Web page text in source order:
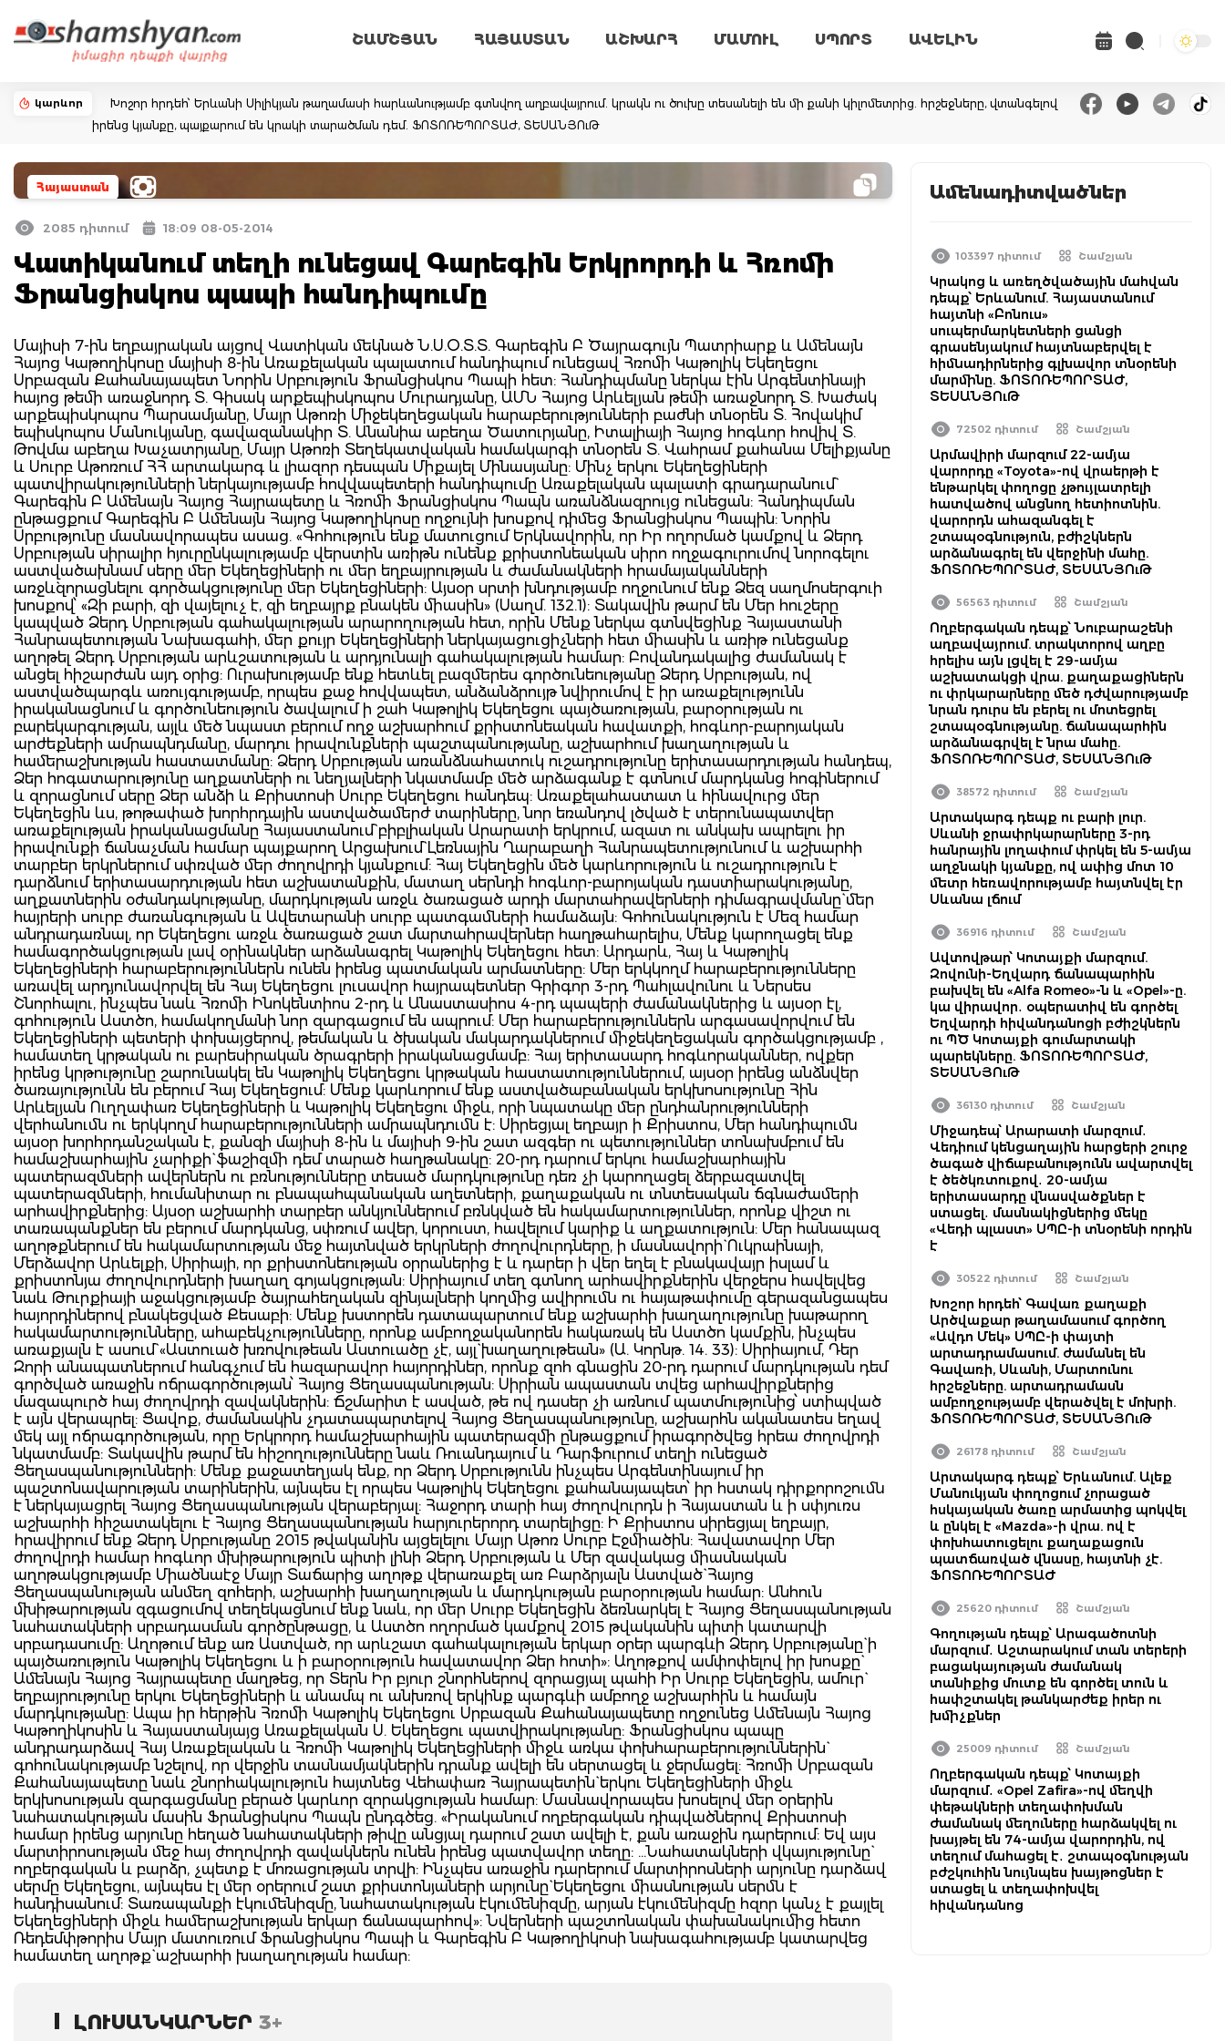
ՇԱՄՇՅԱՆ ՀԱՅԱՍՏԱՆ ԱՇԽԱՐՀ ՄԱՄՈՒԼ ՍՊՈՐՏ ԱՎԵԼԻՆ
կարևոր
Խոշոր հրդեհ՝ Երևանի Սիլիկյան թաղամասի հարևանությամբ գտնվող աղբավայրում. կրակն ու ծուխը տեսանելի են մի քանի կիլոմետրից. հրշեջները, վտանգելով
իրենց կյանքը, պայքարում են կրակի տարածման դեմ. ՖՈՏՈՌԵՊՈՐՏԱԺ, ՏԵՍԱՆՅՈւԹ
Հայաստան
2085 դիտում 18:09 08-05-2014
Վատիկանում տեղի ունեցավ Գարեգին Երկրորդի և Հռոմի
Ֆրանցիսկոս պապի հանդիպումը
Մայիսի 7-ին եղբայրական այցով Վատիկան մեկնած Ն.Ս.Օ.Տ.Տ. Գարեգին Բ Ծայրագույն Պատրիարք և Ամենայն
Հայոց Կաթողիկոսը մայիսի 8-ին Առաքելական պալատում հանդիպում ունեցավ Հռոմի Կաթոլիկ Եկեղեցու
Սրբազան Քահանայապետ Նորին Սրբություն Ֆրանցիսկոս Պապի հետ: Հանդիպմանը ներկա էին Արգենտինայի
հայոց թեմի առաջնորդ Տ. Գիսակ արքեպիսկոպոս Մուրադյանը, ԱՄՆ Հայոց Արևելյան թեմի առաջնորդ Տ. Խաժակ
արքեպիսկոպոս Պարսամյանը, Մայր Աթոռի Միջեկեղեցական հարաբերությունների բաժնի տնօրեն Տ. Հովակիմ
եպիսկոպոս Մանուկյանը, գավազանակիր Տ. Անանիա աբեղա Ծատուրյանը, Իտալիայի Հայոց հոգևոր հովիվ Տ.
Թովմա աբեղա Խաչատրյանը, Մայր Աթոռի Տեղեկատվական համակարգի տնօրեն Տ. Վահրամ քահանա Մելիքյանը
և Սուրբ Աթոռում ՀՀ արտակարգ և լիազոր դեսպան Միքայել Մինասյանը: Մինչ երկու Եկեղեցիների
պատվիրակությունների ներկայությամբ հովվապետերի հանդիպումը Առաքելական պալատի գրադարանում`
Գարեգին Բ Ամենայն Հայոց Հայրապետը և Հռոմի Ֆրանցիսկոս Պապն առանձնազրույց ունեցան: Հանդիպման
ընթացքում Գարեգին Բ Ամենայն Հայոց Կաթողիկոսը ողջույնի խոսքով դիմեց Ֆրանցիսկոս Պապին: Նորին
Սրբությունը մասնավորապես ասաց. «Գոհություն ենք մատուցում Երկնավորին, որ Իր ողորմած կամքով և Ձերդ
Սրբության սիրալիր հյուրընկալությամբ վերստին առիթն ունենք քրիստոնեական սիրո ողջագուրումով նորոգելու
աստվածախնամ սերը մեր Եկեղեցիների ու մեր եղբայրության և ժամանակների հրամայականների
առջև`զորացնելու գործակցությունը մեր Եկեղեցիների: Այսօր սրտի խնդությամբ ողջունում ենք Ձեզ սաղմոսերգուի
խոսքով՝ «Զի բարի, զի վայելուչ է, զի եղբայրք բնակեն միասին» (Սաղմ. 132.1): Տակավին թարմ են Մեր հուշերը
կապված Ձերդ Սրբության գահակալության արարողության հետ, որին Մենք ներկա գտնվեցինք Հայաստանի
Հանրապետության Նախագահի, մեր քույր Եկեղեցիների ներկայացուցիչների հետ միասին և առիթ ունեցանք
աղոթել Ձերդ Սրբության արևշատության և արդյունալի գահակալության համար: Բովանդակալից ժամանակ է
անցել հիշարժան այդ օրից: Ուրախությամբ ենք հետևել բազմերես գործունեությանը Ձերդ Սրբության, ով
աստվածպարգև առույգությամբ, որպես քաջ հովվապետ, անձանձրույթ նվիրումով է իր առաքելությունն
իրականացնում և գործունեություն ծավալում ի շահ Կաթոլիկ Եկեղեցու պայծառության, բարօրության ու
բարեկարգության, այլև մեծ նպաստ բերում ողջ աշխարհում քրիստոնեական հավատքի, հոգևոր-բարոյական
արժեքների ամրապնդմանը, մարդու իրավունքների պաշտպանությանը, աշխարհում խաղաղության և
համերաշխության հաստատմանը: Ձերդ Սրբության առանձնահատուկ ուշադրությունը երիտասարդության հանդեպ,
Ձեր հոգատարությունը աղքատների ու նեղյալների նկատմամբ մեծ արձագանք է գտնում մարդկանց հոգիներում
և զորացնում սերը Ձեր անձի և Քրիստոսի Սուրբ Եկեղեցու հանդեպ: Առաքելահաստատ և հինավուրց մեր
Եկեղեցին ևս, թոթափած խորհրդային աստվածամերժ տարիները, նոր եռանդով լծված է տերունապատվեր
առաքելության իրականացմանը Հայաստանում` բիբլիական Արարատի երկրում, ազատ ու անկախ ապրելու իր
իրավունքի ճանաչման համար պայքարող Արցախում` Լեռնային Ղարաբաղի Հանրապետությունում և աշխարհի
տարբեր երկրներում սփռված մեր ժողովրդի կյանքում: Հայ Եկեղեցին մեծ կարևորություն և ուշադրություն է
դարձնում երիտասարդության հետ աշխատանքին, մատաղ սերնդի հոգևոր-բարոյական դաստիարակությանը,
աղքատներին օժանդակությանը, մարդկության առջև ծառացած արդի մարտահրավերների դիմագրավմանը` մեր
հայրերի սուրբ ժառանգության և Ավետարանի սուրբ պատգամների համաձայն: Գոհունակություն է Մեզ համար
անդրադառնալ, որ Եկեղեցու առջև ծառացած շատ մարտահրավերներ հաղթահարելիս, Մենք կարողացել ենք
համագործակցության լավ օրինակներ արձանագրել Կաթոլիկ Եկեղեցու հետ: Արդարև, Հայ և Կաթոլիկ
Եկեղեցիների հարաբերություններն ունեն իրենց պատմական արմատները: Մեր երկկողմ հարաբերությունները
առավել արդյունավորվել են Հայ Եկեղեցու լուսավոր հայրապետներ Գրիգոր 3-րդ Պահլավունու և Ներսես
Շնորհալու, ինչպես նաև Հռոմի Ինոկենտիոս 2-րդ և Անաստասիոս 4-րդ պապերի ժամանակներից և այսօր էլ,
գոհություն Աստծո, համակողմանի նոր զարգացում են ապրում: Մեր հարաբերություններն արգասավորվում են
Եկեղեցիների պետերի փոխայցերով, թեմական և ծխական մակարդակներում միջեկեղեցական գործակցությամբ ,
համատեղ կրթական ու բարեսիրական ծրագրերի իրականացմամբ: Հայ երիտասարդ հոգևորականներ, ովքեր
իրենց կրթությունը շարունակել են Կաթոլիկ Եկեղեցու կրթական հաստատություններում, այսօր իրենց անձնվեր
ծառայությունն են բերում Հայ Եկեղեցում: Մենք կարևորում ենք աստվածաբանական երկխոսությունը Հին
Արևելյան Ուղղափառ Եկեղեցիների և Կաթոլիկ Եկեղեցու միջև, որի նպատակը մեր ընդհանրությունների
վերհանումն ու երկկողմ հարաբերությունների ամրապնդումն է: Սիրեցյալ եղբայր ի Քրիստոս, Մեր հանդիպումն
այսօր խորհրդանշական է, քանզի մայիսի 8-ին և մայիսի 9-ին շատ ազգեր ու պետություններ տոնախմբում են
համաշխարհային չարիքի` ֆաշիզմի դեմ տարած հաղթանակը: 20-րդ դարում երկու համաշխարհային
պատերազմների ավերներն ու բռնությունները տեսած մարդկությունը դեռ չի կարողացել ձերբազատվել
պատերազմների, հումանիտար ու բնապահպանական աղետների, քաղաքական ու տնտեսական ճգնաժամերի
արհավիրքներից: Այսօր աշխարհի տարբեր անկյուններում բռնկված են հակամարտություններ, որոնք վիշտ ու
տառապանքներ են բերում մարդկանց, սփռում ավեր, կորուստ, հավելում կարիք և աղքատություն: Մեր հանապազ
աղոթքներում են հակամարտության մեջ հայտնված երկրների ժողովուրդները, ի մասնավորի` Ուկրաինայի,
Մերձավոր Արևելքի, Սիրիայի, որ քրիստոնեության օրրաներից է և դարեր ի վեր եղել է բնակավայր իսլամ և
քրիստոնյա ժողովուրդների խաղաղ գոյակցության: Սիրիայում տեղ գտնող արհավիրքներին վերջերս հավելվեց
նաև Թուրքիայի աջակցությամբ ծայրահեղական զինյալների կողմից ավիրումն ու հայաթափումը գերազանցապես
հայորդիներով բնակեցված Քեսաբի: Մենք խստորեն դատապարտում ենք աշխարհի խաղաղությունը խաթարող
հակամարտությունները, ահաբեկչությունները, որոնք ամբողջականորեն հակառակ են Աստծո կամքին, ինչպես
առաքյալն է ասում` «Աստուած խռովութեան Աստուածը չէ, այլ` խաղաղութեան» (Ա. Կորնթ. 14. 33): Սիրիայում, Դեր
Զորի անապատներում հանգչում են հազարավոր հայորդիներ, որոնք զոհ գնացին 20-րդ դարում մարդկության դեմ
գործված առաջին ոճրագործության՝ Հայոց Ցեղասպանության: Սիրիան ապաստան տվեց արհավիրքներից
մազապուրծ հայ ժողովրդի զավակներին: Ճշմարիտ է ասված, թե ով դասեր չի առնում պատմությունից՝ ստիպված
է այն վերապրել: Ցավոք, ժամանակին չդատապարտելով Հայոց Ցեղասպանությունը, աշխարհն ականատես եղավ
մեկ այլ ոճրագործության, որը Երկրորդ համաշխարհային պատերազմի ընթացքում իրագործվեց հրեա ժողովրդի
նկատմամբ: Տակավին թարմ են հիշողությունները նաև Ռուանդայում և Դարֆուրում տեղի ունեցած
Ցեղասպանությունների: Մենք քաջատեղյակ ենք, որ Ձերդ Սրբությունն ինչպես Արգենտինայում իր
պաշտոնավարության տարիներին, այնպես էլ որպես Կաթոլիկ Եկեղեցու քահանայապետ՝ իր հստակ դիրքորոշումն
է ներկայացրել Հայոց Ցեղասպանության վերաբերյալ: Հաջորդ տարի հայ ժողովուրդն ի Հայաստան և ի սփյուռս
աշխարհի հիշատակելու է Հայոց Ցեղասպանության հարյուրերորդ տարելիցը: Ի Քրիստոս սիրեցյալ եղբայր,
hրավիրում ենք Ձերդ Սրբությանը 2015 թվականին այցելելու Մայր Աթոռ Սուրբ Էջմիածին: Հավատավոր Մեր
ժողովրդի համար հոգևոր մխիթարություն պիտի լինի Ձերդ Սրբության և Մեր զավակաց միասնական
աղոթակցությամբ Միածնաէջ Մայր Տաճարից աղոթք վերառաքել առ Բարձրյալն Աստված` Հայոց
Ցեղասպանության անմեղ զոհերի, աշխարհի խաղաղության և մարդկության բարօրության համար: Անհուն
մխիթարության զգացումով տեղեկացնում ենք նաև, որ մեր Սուրբ Եկեղեցին ձեռնարկել է Հայոց Ցեղասպանության
նահատակների սրբադասման գործընթացը, և Աստծո ողորմած կամքով 2015 թվականին պիտի կատարվի
սրբադասումը: Աղոթում ենք առ Աստված, որ արևշատ գահակալության երկար օրեր պարգևի Ձերդ Սրբությանը` ի
պայծառություն Կաթոլիկ Եկեղեցու և ի բարօրություն հավատավոր Ձեր հոտի»: Աղոթքով ամփոփելով իր խոսքը`
Ամենայն Հայոց Հայրապետը մաղթեց, որ Տերն Իր բյուր շնորհներով զորացյալ պահի Իր Սուրբ Եկեղեցին, ամուր`
եղբայրությունը երկու Եկեղեցիների և անամպ ու անխռով երկինք պարգևի ամբողջ աշխարհին և համայն
մարդկությանը: Ապա իր հերթին Հռոմի Կաթոլիկ Եկեղեցու Սրբազան Քահանայապետը ողջունեց Ամենայն Հայոց
Կաթողիկոսին և Հայաստանյայց Առաքելական Ս. Եկեղեցու պատվիրակությանը: Ֆրանցիսկոս պապը
անդրադարձավ Հայ Առաքելական և Հռոմի Կաթոլիկ Եկեղեցիների միջև առկա փոխհարաբերություններին`
գոհունակությամբ նշելով, որ վերջին տասնամյակներին դրանք ավելի են սերտացել և ջերմացել: Հռոմի Սրբազան
Քահանայապետը նաև շնորհակալություն հայտնեց Վեհափառ Հայրապետին` երկու Եկեղեցիների միջև
երկխոսության զարգացմանը բերած կարևոր զորակցության համար: Մասնավորապես խոսելով մեր օրերին
նահատակության մասին Ֆրանցիսկոս Պապն ընդգծեց. «Իրականում ողբերգական դիպվածներով Քրիստոսի
համար իրենց արյունը հեղած նահատակների թիվը անցյալ դարում շատ ավելի է, քան առաջին դարերում: Եվ այս
մարտիրոսության մեջ հայ ժողովրդի զավակներն ունեն իրենց պատվավոր տեղը: ...Նահատակների վկայությունը`
ողբերգական և բարձր, չպետք է մոռացության տրվի: Ինչպես առաջին դարերում մարտիրոսների արյունը դարձավ
սերմը Եկեղեցու, այնպես էլ մեր օրերում շատ քրիստոնյաների արյունը` Եկեղեցու միասնության սերմն է
հանդիսանում: Տառապանքի էկումենիզմը, նահատակության էկումենիզմը, արյան էկումենիզմը հզոր կանչ է քայլել
Եկեղեցիների միջև համերաշխության երկար ճանապարհով»: Նվերների պաշտոնական փախանակումից հետո
Ռեդեմփթորիս Մայր մատուռում Ֆրանցիսկոս Պապի և Գարեգին Բ Կաթողիկոսի նախագահությամբ կատարվեց
համատեղ աղոթք` աշխարհի խաղաղության համար:
ԼՈՒՍԱՆԿԱՐՆԵՐ 3+
Ամենադիտվածներ
103397 դիտում Շամշյան
Կրակոց և առեղծվածային մահվան
դեպք՝ Երևանում. Հայաստանում
հայտնի «Բոնուս»
սուպերմարկետների ցանցի
գրասենյակում հայտնաբերվել է
հիմնադիրներից գլխավոր տնօրենի
մարմինը. ՖՈՏՈՌԵՊՈՐՏԱԺ,
ՏԵՍԱՆՅՈւԹ
72502 դիտում Շամշյան
Արմավիրի մարզում 22-ամյա
վարորդը «Toyota»-ով վրաերթի է
ենթարկել փողոցը չթույլատրելի
հատվածով անցնող հետիոտնին.
վարորդն ահազանգել է
շտապօգնություն, բժիշկներն
արձանագրել են վերջինի մահը.
ՖՈՏՈՌԵՊՈՐՏԱԺ, ՏԵՍԱՆՅՈւԹ
56563 դիտում Շամշյան
Ողբերգական դեպք՝ Նուբարաշենի
աղբավայրում. տրակտորով աղբը
հրելիս այն լցվել է 29-ամյա
աշխատակցի վրա. քաղաքացիներն
ու փրկարարները մեծ դժվարությամբ
նրան դուրս են բերել ու մոտեցրել
շտապօգնությանը. ճանապարհին
արձանագրվել է նրա մահը.
ՖՈՏՈՌԵՊՈՐՏԱԺ, ՏԵՍԱՆՅՈւԹ
38572 դիտում Շամշյան
Արտակարգ դեպք ու բարի լուր.
Սևանի ջրափրկարարները 3-րդ
հանրային լողափում փրկել են 5-ամյա
աղջնակի կյանքը, ով ափից մոտ 10
մետր հեռավորությամբ հայտնվել էր
Սևանա լճում
36916 դիտում Շամշյան
Ավտովթար՝ Կոտայքի մարզում.
Զովունի-Եղվարդ ճանապարհին
բախվել են «Alfa Romeo»-ն և «Opel»-ը.
կա վիրավոր․ օպերատիվ են գործել
Եղվարդի հիվանդանոցի բժիշկներն
ու ՊԾ Կոտայքի գումարտակի
պարեկները. ՖՈՏՈՌԵՊՈՐՏԱԺ,
ՏԵՍԱՆՅՈւԹ
36130 դիտում Շամշյան
Միջադեպ՝ Արարատի մարզում․
Վեդիում կենցաղային հարցերի շուրջ
ծագած վիճաբանությունն ավարտվել
է ծեծկռտուքով․ 20-ամյա
երիտասարդը վնասվածքներ է
ստացել․ մասնակիցներից մեկը
«Վեդի պլաստ» ՍՊԸ-ի տնօրենի որդին
է
30522 դիտում Շամշյան
Խոշոր հրդեհ՝ Գավառ քաղաքի
Արծվաքար թաղամասում գործող
«Ավդո Մեկ» ՍՊԸ-ի փայտի
արտադրամասում. ժամանել են
Գավառի, Սևանի, Մարտունու
հրշեջները. արտադրամասն
ամբողջությամբ վերածվել է մոխրի.
ՖՈՏՈՌԵՊՈՐՏԱԺ, ՏԵՍԱՆՅՈւԹ
26178 դիտում Շամշյան
Արտակարգ դեպք՝ Երևանում. Ալեք
Մանուկյան փողոցում չորացած
հսկայական ծառը արմատից պոկվել
և ընկել է «Mazda»-ի վրա. ով է
փոխհատուցելու քաղաքացուն
պատճառված վնասը, հայտնի չէ.
ՖՈՏՈՌԵՊՈՐՏԱԺ
25620 դիտում Շամշյան
Գողության դեպք՝ Արագածոտնի
մարզում․ Աշտարակում տան տերերի
բացակայության ժամանակ
տանիքից մուտք են գործել տուն և
հափշտակել թանկարժեք իրեր ու
խմիչքներ
25009 դիտում Շամշյան
Ողբերգական դեպք՝ Կոտայքի
մարզում․ «Opel Zafira»-ով մեղվի
փեթակների տեղափոխման
ժամանակ մեղուները հարձակվել ու
խայթել են 74-ամյա վարորդին, ով
տեղում մահացել է․ շտապօգնության
բժշկուհին նույնպես խայթոցներ է
ստացել և տեղափոխվել
հիվանդանոց